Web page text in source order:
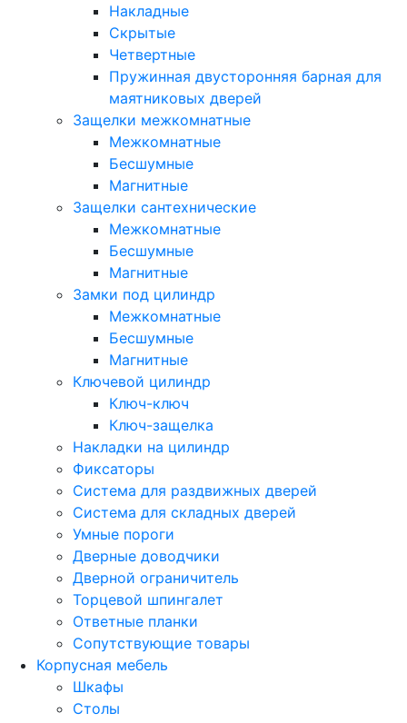
Накладные
Скрытые
Четвертные
Пружинная двусторонняя барная для
маятниковых дверей
Защелки межкомнатные
Межкомнатные
Бесшумные
Магнитные
Защелки сантехнические
Межкомнатные
Бесшумные
Магнитные
Замки под цилиндр
Межкомнатные
Бесшумные
Магнитные
Ключевой цилиндр
Ключ-ключ
Ключ-защелка
Накладки на цилиндр
Фиксаторы
Система для раздвижных дверей
Система для складных дверей
Умные пороги
Дверные доводчики
Дверной ограничитель
Торцевой шпингалет
Ответные планки
Сопутствующие товары
Корпусная мебель
Шкафы
Столы